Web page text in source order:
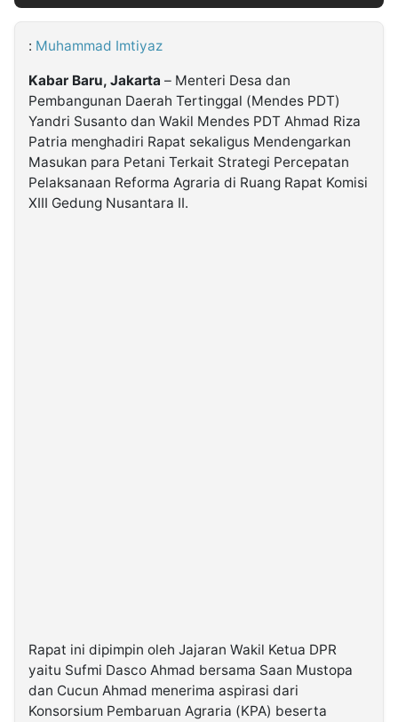
Kabarbaru.co
2026
: Muhammad Imtiyaz
Kabar Baru, Jakarta – Menteri Desa dan
Pembangunan Daerah Tertinggal (Mendes PDT)
Yandri Susanto dan Wakil Mendes PDT Ahmad Riza
Patria menghadiri Rapat sekaligus Mendengarkan
Masukan para Petani Terkait Strategi Percepatan
Pelaksanaan Reforma Agraria di Ruang Rapat Komisi
XIII Gedung Nusantara II.
Rapat ini dipimpin oleh Jajaran Wakil Ketua DPR
yaitu Sufmi Dasco Ahmad bersama Saan Mustopa
dan Cucun Ahmad menerima aspirasi dari
Konsorsium Pembaruan Agraria (KPA) beserta